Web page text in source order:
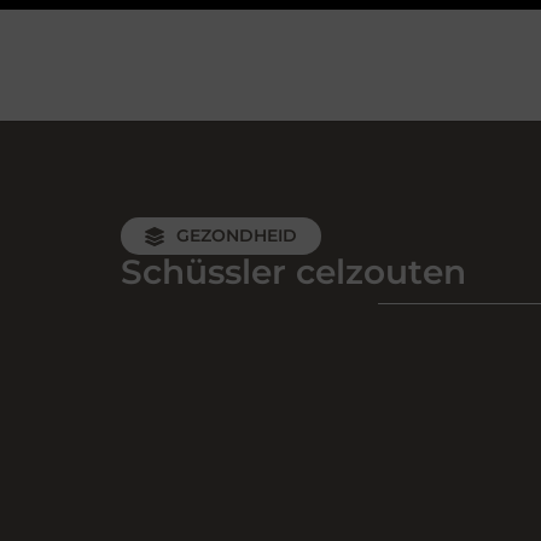
GEZONDHEID
Schüssler celzouten